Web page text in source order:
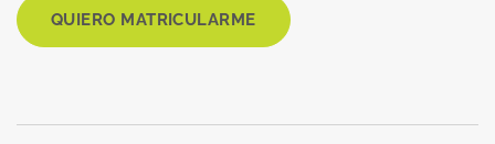
QUIERO MATRICULARME